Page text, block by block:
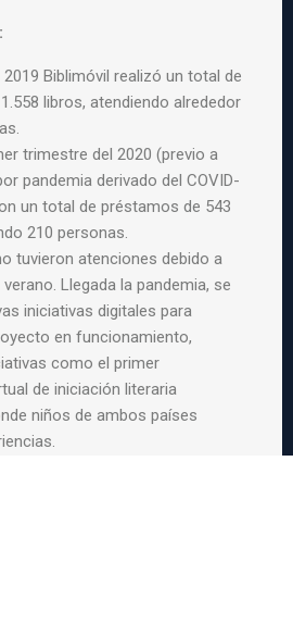
Biblimóvil realizó un total de
libros, atendiendo alrededor
trimestre del 2020 (previo a
pandemia derivado del COVID-
un total de préstamos de 543
210 personas.
tuvieron atenciones debido a
Llegada la pandemia, se
iniciativas digitales para
en funcionamiento,
como el primer
de iniciación literaria
niños de ambos países